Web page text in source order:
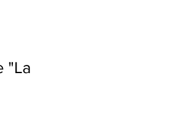
"La